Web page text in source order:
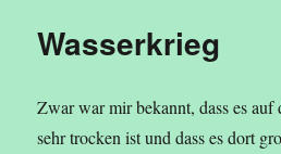
Wasserkrieg
Zwar war mir bekannt, dass es
sehr trocken ist und dass es dort